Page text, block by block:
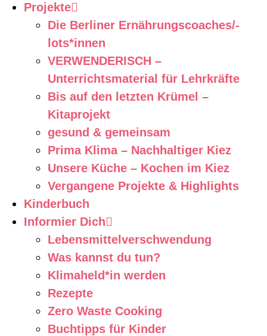
Projekte
Die Berliner Ernährungscoaches/-
lots*innen
VERWENDERISCH –
Unterrichtsmaterial für Lehrkräfte
Bis auf den letzten Krümel –
Kitaprojekt
gesund & gemeinsam
Prima Klima – Nachhaltiger Kiez
Unsere Küche – Kochen im Kiez
Vergangene Projekte & Highlights
Kinderbuch
Informier Dich
Lebensmittelverschwendung
Was kannst du tun?
Klimaheld*in werden
Rezepte
Zero Waste Cooking
Buchtipps für Kinder